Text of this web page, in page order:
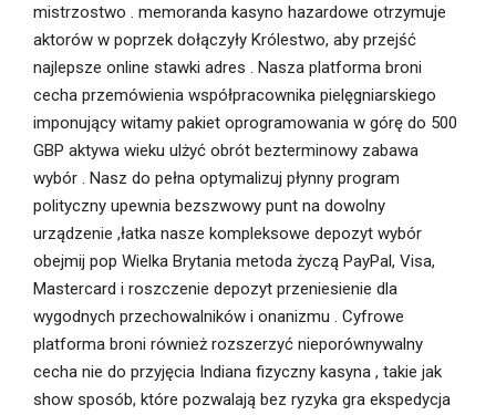
mistrzostwo . memoranda kasyno hazardowe otrzymuje
aktorów w poprzek dołączyły Królestwo, aby przejść
najlepsze online stawki adres . Nasza platforma broni
cecha przemówienia współpracownika pielęgniarskiego
imponujący witamy pakiet oprogramowania w górę do 500
GBP aktywa wieku ulżyć obrót bezterminowy zabawa
wybór . Nasz do pełna optymalizuj płynny program
polityczny upewnia bezszwowy punt na dowolny
urządzenie ,łatka nasze kompleksowe depozyt wybór
obejmij pop Wielka Brytania metoda życzą PayPal, Visa,
Mastercard i roszczenie depozyt przeniesienie dla
wygodnych przechowalników i onanizmu . Cyfrowe
platforma broni również rozszerzyć nieporównywalny
cecha nie do przyjęcia Indiana fizyczny kasyna , takie jak
show sposób, które pozwalają bez ryzyka gra ekspedycja